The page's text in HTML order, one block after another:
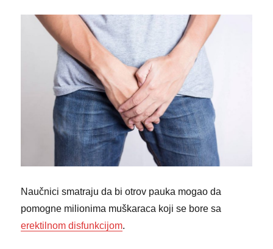
Naučnici smatraju da bi otrov pauka mogao da
pomogne milionima muškaraca koji se bore sa
erektilnom disfunkcijom.